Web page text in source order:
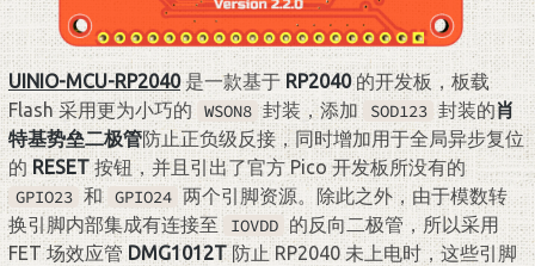
UINIO-MCU-RP2040是一款基于RP2040的开发板，板载
Flash 采用更为小巧的 WSON8 封装，添加 SOD123 封装的肖
特基势垒二极管防止正负级反接，同时增加用于全局异步复位
的 RESET按钮，并且引出了官方 Pico 开发板所没有的
GPIO23 和 GPIO24 两个引脚资源。除此之外，由于模数转
换引脚内部集成有连接至 IOVDD 的反向二极管，所以采用
FET 场效应管 DMG1012T防止 RP2040 未上电时，这些引脚